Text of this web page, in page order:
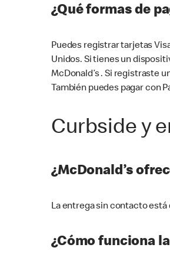
¿Qué formas de
Puedes registrar tarjetas
Unidos. Si tienes un
McDonald’s . Si registraste
También puedes pagar con
Curbside y
¿McDonald’s
La entrega sin contacto
¿Cómo funciona